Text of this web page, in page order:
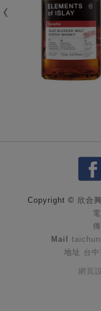
Copyright © 欣合
Mail
地址 台
網頁